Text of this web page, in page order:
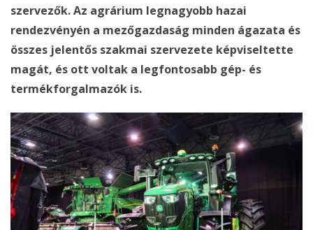
szervezők. Az agrárium legnagyobb hazai
rendezvényén a mezőgazdaság minden ágazata és
összes jelentős szakmai szervezete képviseltette
magát, és ott voltak a legfontosabb gép- és
termékforgalmazók is.